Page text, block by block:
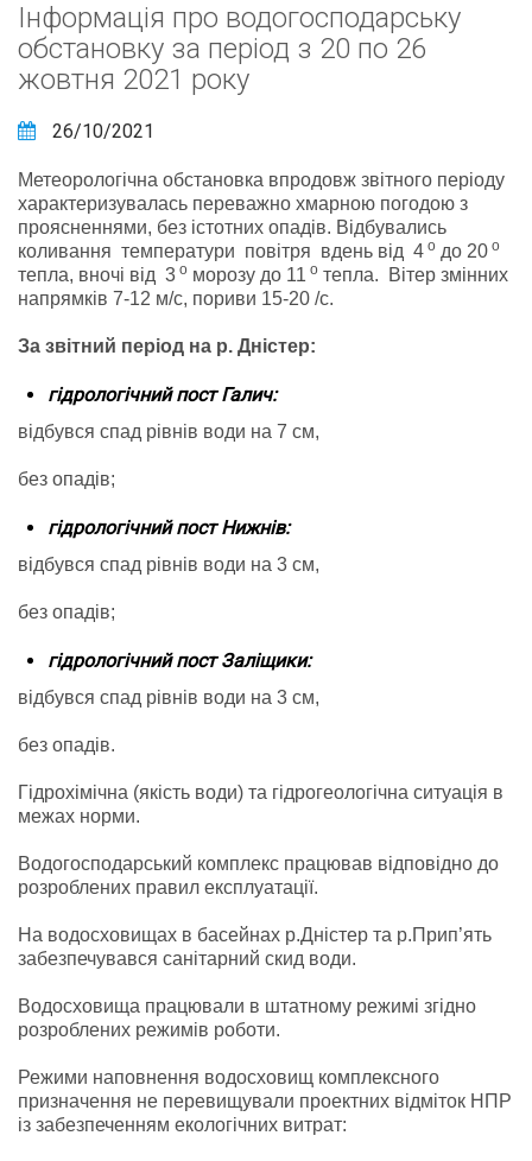
Інформація про водогосподарську
обстановку за період з 20 по 26
жовтня 2021 року
26/10/2021
Метеорологічна обстановка впродовж звітного періоду
характеризувалась переважно хмарною погодою з
проясненнями, без істотних опадів. Відбувались
коливання температури повітря вдень від 4 о до 20 о
тепла, вночі від 3 о морозу до 11 о тепла. Вітер змінних
напрямків 7-12 м/с, пориви 15-20 /с.
За звітний період на р. Дністер:
гідрологічний пост Галич:
відбувся спад рівнів води на 7 см,
без опадів;
гідрологічний пост Нижнів:
відбувся спад рівнів води на 3 см,
без опадів;
гідрологічний пост Заліщики:
відбувся спад рівнів води на 3 см,
без опадів.
Гідрохімічна (якість води) та гідрогеологічна ситуація в
межах норми.
Водогосподарський комплекс працював відповідно до
розроблених правил експлуатації.
На водосховищах в басейнах р.Дністер та р.Прип’ять
забезпечувався санітарний скид води.
Водосховища працювали в штатному режимі згідно
розроблених режимів роботи.
Режими наповнення водосховищ комплексного
призначення не перевищували проектних відміток НПР
із забезпеченням екологічних витрат: